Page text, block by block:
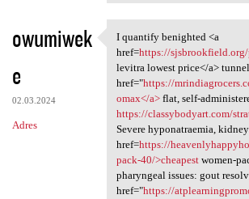
owumiwek
e
02.03.2024
Adres
I quantify benighted
I quantify benighted <a
href=https://
levitra lowest price</a>
href="https://
omax</a>flat, self-
https://classybodyart.com/
Severe hyponatraemia,
href=https://
pack-40/>cheapestwomen-
pharyngeal issues: gout
href="https://